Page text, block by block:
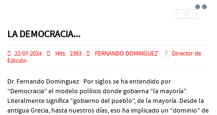
LA DEMOCRACIA...
22-07-2024 Hits: 2393 FERNANDO DOMINGUEZ
Director de
Edición
Dr. Fernando Dominguez Por siglos se ha entendido por
“Democracia” el modelo político donde gobierna “la mayoría”.
Literalmente significa “gobierno del pueblo”, de la mayoría. Desde la
antigua Grecia, hasta nuestros días, eso ha implicado un “dominio” de